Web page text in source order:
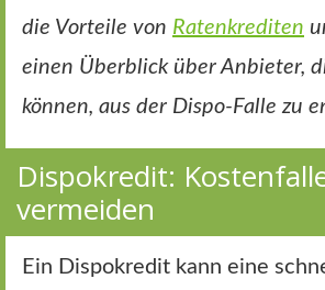
die Vorteile von Ratenkrediten
einen Überblick über Anbieter,
können, aus der Dispo-Falle zu
Dispokredit:
vermeiden
Ein Dispokredit kann eine